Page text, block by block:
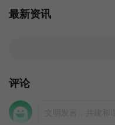
最新资讯
评论